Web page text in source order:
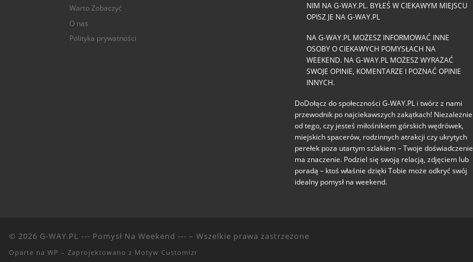
Warto Zobaczyć
O nas
Polityka prywatności
NIM NA G-WAY.PL. BYŁEŚ W CIEKAWYM MIEJSCU
OPISZ JE NA G-WAY.PL
NA G-WAY.PL MOŻESZ INFORMOWAĆ INNE
OSOBY O CIEKAWYCH POMYSŁACH NA
WEEKEND. NA G-WAY.PL MOŻESZ WYRAŻAĆ
SWOJE OPINIE, KOMENTARZE I POZNAĆ OPINIE
INNYCH.
DoDołącz do społeczności G‑WAY.PL i twórz z nami
przewodnik po najciekawszych zakątkach! Niezależnie
od tego, czy jesteś miłośnikiem górskich wędrówek,
miejskich spacerów, rodzinnych atrakcji czy ukrytych
perełek poza utartym szlakiem – Twoje doświadczenie
ma znaczenie. Podziel się swoją relacją, zdjęciem lub
poradą – ktoś właśnie dzięki Tobie może odkryć swój
idealny pomysł na weekend.
© 2026 G-WAY.PL --- Pomysł Na Weekend --- – Wszelkie prawa zastrzeżone
Oparte na WP – Zaprojektowano z Motyw Customizr